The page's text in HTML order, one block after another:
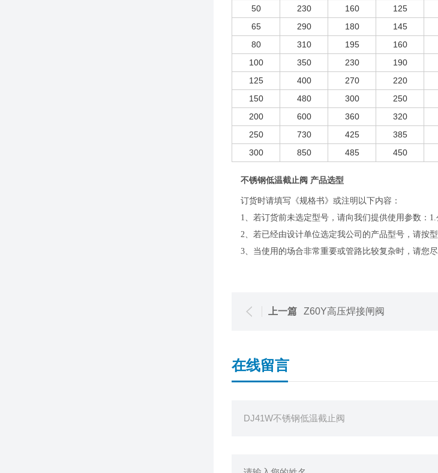
50
230 160 125
65
290 180 145
80
310 195 160
100
350 230 190
125
400 270 220
150
480 300 250
200
600 360 320
250
730 425 385
300
850 485 450
不锈钢低温截止阀 产品选型
订货时请填写《规格书》或注明以下内容：
1、若订货前未选定型号，请向我们提供使用参数：
2、若已经由设计单位选定我公司的产品型号，请按
3、当使用的场合非常重要或管路比较复杂时，请您
上一篇 Z60Y高压焊接闸阀
在线留言